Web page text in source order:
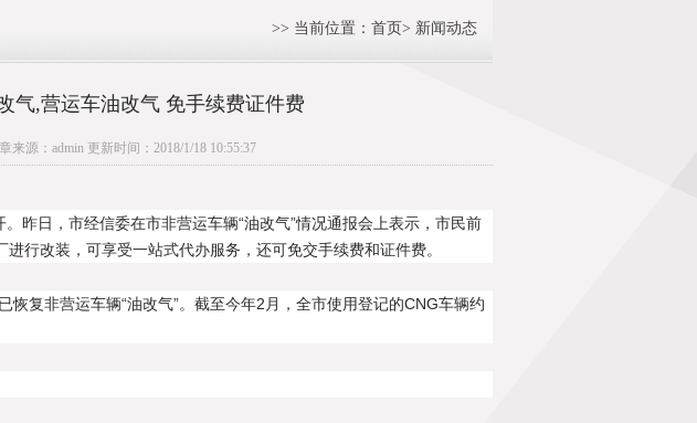
>> 当前位置： 首页> 新闻动态
气,营运车油改气 免手续费证件费
来源：admin 更新时间：2018/1/18 10:55:37
。昨日，市经信委在市非营运车辆“油改气”情况通报会上表示，市民前
进行改装，可享受一站式代办服务，还可免交手续费和证件费。
恢复非营运车辆“油改气”。截至今年2月，全市使用登记的CNG车辆约